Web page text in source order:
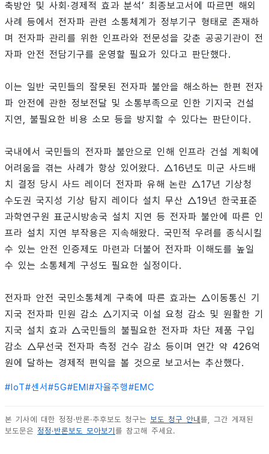
축방안 및 사회·경제적 효과 분석’ 최종보고서에 따르면 해외
사례 등에서 전자파 관련 소통체계가 정부기구 형태로 존재하
며 전자파 관리를 위한 인프라와 전문성을 갖춘 공공기관이 전
자파 안전 전담기구를 운영할 필요가 있다고 판단했다.
이는 일반 국민들의 잘못된 전자파 불안을 해소하는 한편 전자
파 안전에 관한 정보전달 및 소통부족으로 인한 기지국 건설
지연, 불필요한 비용 소모 등을 방지할 수 있다는 판단이다.
국내에서 국민들의 전자파 불안으로 인해 인프라 건설 계획에
어려움을 겪는 사례가 항상 있어왔다. △16년도 미군 사드배
치 결정 당시 사드 레이더 전자파 유해 논란 △17년 기상청
수도권 국지성 기상 탐지 레이다 설치 무산 △19년 한국표준
과학연구원 표군시방송국 설치 지연 등 전자파 불안에 따른 인
프라 설치 지연 부작용은 지속해왔다. 국민적 우려를 종식시킬
수 있는 안전 인증제도 마련과 더불어 전자파 이해도를 높일
수 있는 소통체계 구성도 필요한 실정이다.
전자파 안전 국민소통체계 구축에 따른 효과는 △이동통신 기
지국 전자파 민원 감소 △기지국 이설 요청 감소 및 원활한 기
지국 설치 효과 △국민들의 불필요한 전자파 차단 제품 구입
감소 △무선국 전자파 측정 건수 감소 등이며 연간 약 426억
원에 달하는 경제적 편익을 볼 것으로 보고서는 추산했다.
#IoT#센서 #5G#EMI#자율주행#EMC
본 기사에 대한 정정·반론·추후보도 청구는 보도 청구 안내를, 그간 게재된
보도문은 정정·반론보도 모아보기를 참고해 주세요.